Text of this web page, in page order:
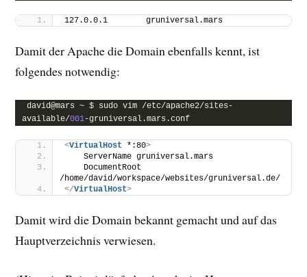
127.0.0.1        gruniversal.mars
Damit der Apache die Domain ebenfalls kennt, ist
folgendes notwendig:
david@mars ~ $ sudo vim /etc/apache2/sites-
available/001-gruniversal.mars.conf
<VirtualHost *:80>
    ServerName gruniversal.mars
    DocumentRoot
/home/david/workspace/websites/gruniversal.de/
</VirtualHost>
Damit wird die Domain bekannt gemacht und auf das
Hauptverzeichnis verwiesen.